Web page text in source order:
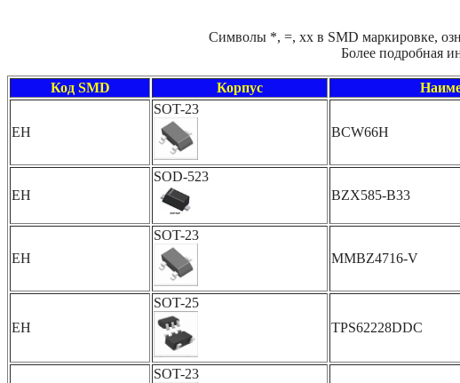
Символы *, =, xx в SMD маркировке,
Более подробная
Код SMD Корпус
EH
SOT-23
BCW66H
EH
SOD-523
BZX585-B33
EH
SOT-23
MMBZ4716-V
EH
SOT-25
TPS62228DDC
SOT-23